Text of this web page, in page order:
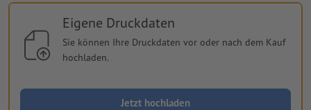
Eigene Druckdaten
Sie können Ihre Druckdaten vor oder nach dem Kauf
hochladen.
Jetzt hochladen